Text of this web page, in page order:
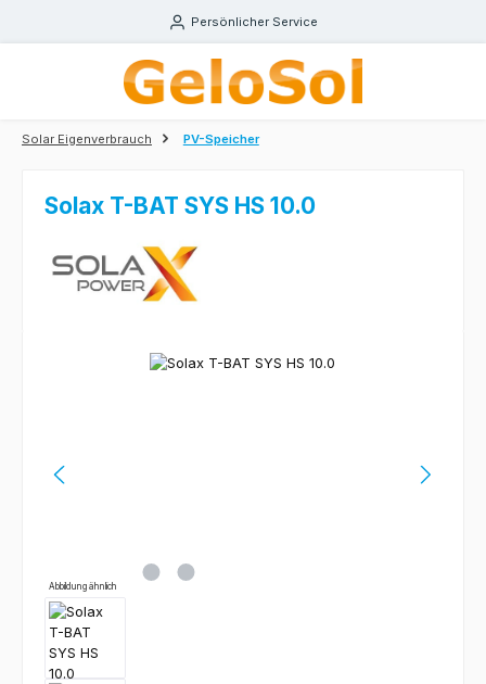
Zum Hauptinhalt springen Persönlicher Service
Solar Eigenverbrauch PV-Speicher
Solax T-BAT SYS HS 10.0
Bildergalerie überspringen
Abbildung ähnlich